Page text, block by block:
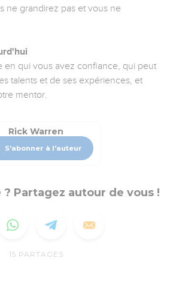
ne grandirez pas et vous ne
en qui vous avez confiance, qui peut
talents et de ses expériences, et
mentor.
Rick Warren
S'abonner à l'auteur
? Partagez autour de vous !
15 PARTAGES